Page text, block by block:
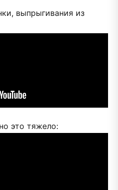
выпрыгивания из
это тяжело: